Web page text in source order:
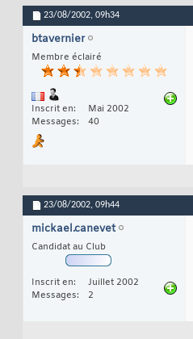
23/08/2002, 09h34
btavernier
Membre éclairé
Inscrit en
Mai 2002
Messages
40
23/08/2002, 09h44
mickael.canevet
Candidat au Club
Inscrit en
Juillet 2002
Messages
2